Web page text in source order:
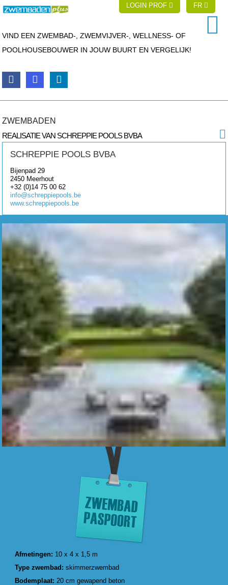
LOGIN PROF FR
VIND EEN ZWEMBAD-, ZWEMVIJVER-, WELLNESS- OF
POOLHOUSEBOUWER IN JOUW BUURT EN VERGELIJK!
ZWEMBADEN
REALISATIE VAN SCHREPPIE POOLS BVBA
SCHREPPIE POOLS BVBA
Bijenpad 29
2450 Meerhout
+32 (0)14 75 00 62
info@schreppiepools.be
www.schreppiepools.be
Afmetingen: 10 x 4 x 1,5 m
Type zwembad:skimmerzwembad
Bodemplaat: 20 cm gewapend beton